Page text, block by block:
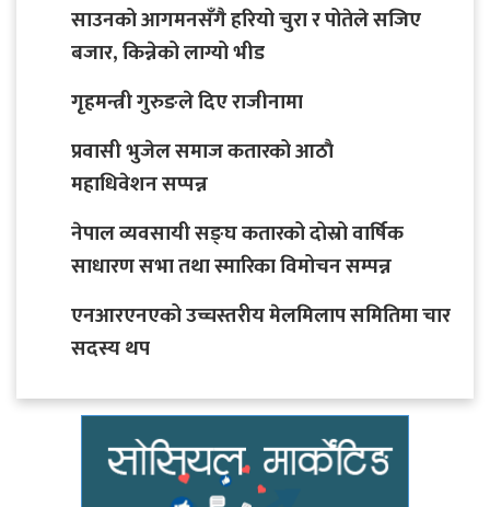
साउनको आगमनसँगै हरियो चुरा र पोतेले सजिए
बजार, किन्नेको लाग्यो भीड
गृहमन्त्री गुरुङले दिए राजीनामा
प्रवासी भुजेल समाज कतारको आठाै
महाधिवेशन सप्पन्न
नेपाल व्यवसायी सङ्घ कतारको दोस्रो वार्षिक
साधारण सभा तथा स्मारिका विमोचन सम्पन्न
एनआरएनएको उच्चस्तरीय मेलमिलाप समितिमा चार
सदस्य थप